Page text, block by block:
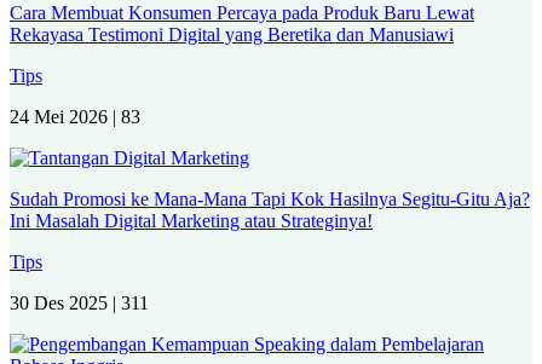
Cara Membuat Konsumen Percaya pada Produk Baru Lewat
Rekayasa Testimoni Digital yang Beretika dan Manusiawi
Tips
24 Mei 2026 | 83
Sudah Promosi ke Mana-Mana Tapi Kok Hasilnya Segitu-Gitu Aja?
Ini Masalah Digital Marketing atau Strateginya!
Tips
30 Des 2025 | 311